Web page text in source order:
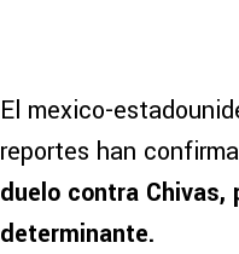
El mexico-
reportes han
duelo contra
determinante.